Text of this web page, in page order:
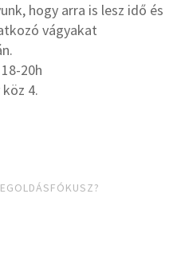
hogy arra is lesz idő és
vágyakat
20h
köz 4.